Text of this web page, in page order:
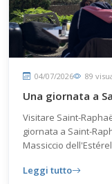
04/07/2026 89
Una giornata a
Visitare Saint-
giornata a Saint-
Massiccio
Leggi tutto